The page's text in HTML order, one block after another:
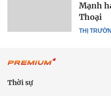
THỊ
Mạnh
Thoại
Thời sự